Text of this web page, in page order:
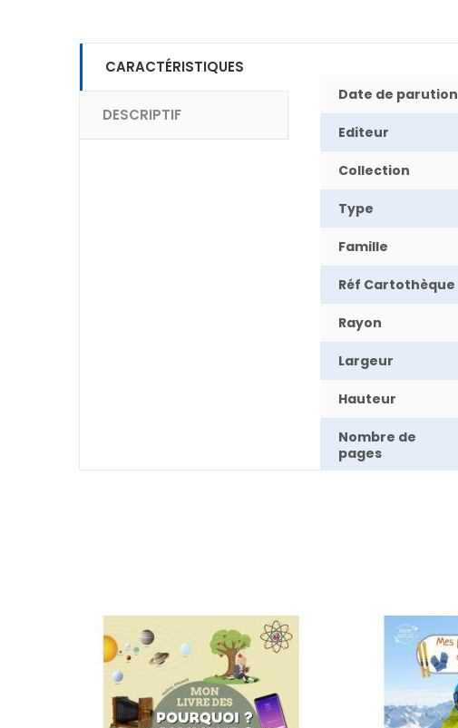
CARACTÉRISTIQUES
DESCRIPTIF
Date de parution
Editeur
Collection
Type
Famille
Réf Cartothèque
Rayon
Largeur
Hauteur
Nombre de
pages